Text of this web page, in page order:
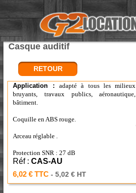
Casque auditif
RETOUR
Application :
adapté à tous les milieux
bruyants, travaux publics, aéronautique,
bâtiment.
Coquille en ABS rouge.
Arceau réglable .
Protection SNR : 27 dB
Réf :CAS-AU
6,02 € TTC- 5,02 € HT